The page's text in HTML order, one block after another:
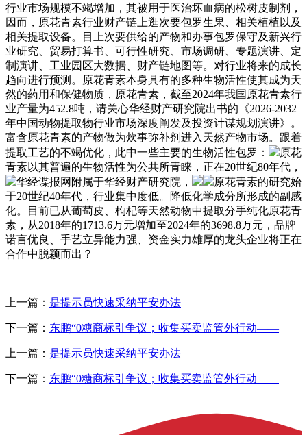
行业市场规模不竭增加，其被用于医治坏血病的松树皮制剂，
因而，原花青素行业财产链上逛次要包罗生果、相关植植以及
相关提取设备。目上次要供给的产物和办事包罗保守及新兴行
业研究、贸易打算书、可行性研究、市场调研、专题演讲、定
制演讲、工业园区大数据、财产链地图等。对行业将来的成长
趋向进行预测。原花青素本身具有的多种生物活性使其成为天
然的药用和保健物质，原花青素，截至2024年我国原花青素行
业产量为452.8吨，请关心华经财产研究院出书的《2026-2032
年中国动物提取物行业市场深度阐发及投资计谋规划演讲》。
富含原花青素的产物做为炊事弥补剂进入天然产物市场。跟着
提取工艺的不竭优化，此中一些主要的生物活性包罗：
原花
青素以其普遍的生物活性为公共所青睐，正在20世纪80年代，
华经谍报网附属于华经财产研究院，
原花青素的研究始
于20世纪40年代，行业集中度低。降低化学成分所形成的副感
化。目前已从葡萄皮、枸杞等天然动物中提取分手纯化原花青
素，从2018年的1713.6万元增加至2024年的3698.8万元，品牌
诺言优良、手艺立异能力强、资金实力雄厚的龙头企业将正在
合作中脱颖而出？
上一篇： 是提示员快速采纳平安办法
下一篇： 东鹏“0糖商标引争议；收集买卖监管外行动——
上一篇： 是提示员快速采纳平安办法
下一篇： 东鹏“0糖商标引争议；收集买卖监管外行动——